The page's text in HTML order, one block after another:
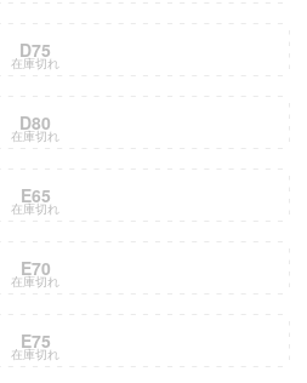
D75
在庫切れ
D80
在庫切れ
E65
在庫切れ
E70
在庫切れ
E75
在庫切れ